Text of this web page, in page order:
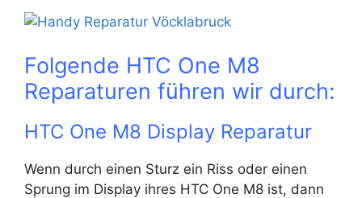
Folgende HTC One M8
Reparaturen führen wir durch:
HTC One M8 Display Reparatur
Wenn durch einen Sturz ein Riss oder einen
Sprung im Display ihres HTC One M8 ist, dann